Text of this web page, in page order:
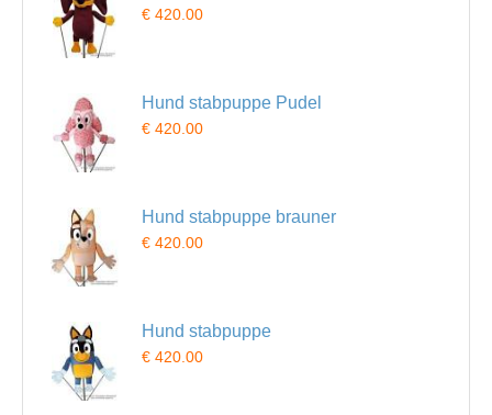
€ 420.00
Hund stabpuppe Pudel
€ 420.00
Hund stabpuppe brauner
€ 420.00
Hund stabpuppe
€ 420.00